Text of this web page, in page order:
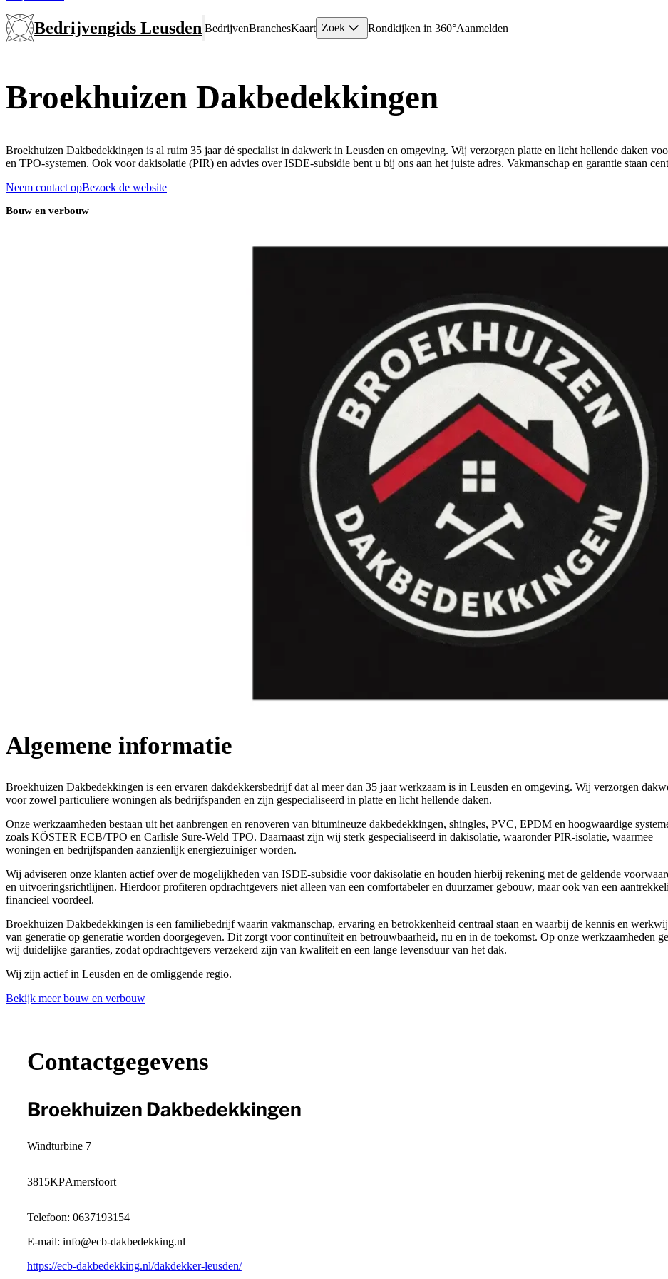
Bedrijvengids Leusden BedrijvenBranchesKaart Zoek Rondkijken in 360°Aanmelden
Broekhuizen Dakbedekkingen
Broekhuizen Dakbedekkingen is al ruim 35 jaar dé specialist in dakwerk in Leusden en omgeving. Wij verzorgen platte en licht hellende daken
en TPO-systemen. Ook voor dakisolatie (PIR) en advies over ISDE-subsidie bent u bij ons aan het juiste adres. Vakmanschap en garantie staan
Neem contact opBezoek de website
Bouw en verbouw
Algemene informatie
Broekhuizen Dakbedekkingen is een ervaren dakdekkersbedrijf dat al meer dan 35 jaar werkzaam is in Leusden en omgeving. Wij verzorgen
voor zowel particuliere woningen als bedrijfspanden en zijn gespecialiseerd in platte en licht hellende daken.
Onze werkzaamheden bestaan uit het aanbrengen en renoveren van bitumineuze dakbedekkingen, shingles, PVC, EPDM en hoogwaardige
zoals KÖSTER ECB/TPO en Carlisle Sure-Weld TPO. Daarnaast zijn wij sterk gespecialiseerd in dakisolatie, waaronder PIR-isolatie, waarmee
woningen en bedrijfspanden aanzienlijk energiezuiniger worden.
Wij adviseren onze klanten actief over de mogelijkheden van ISDE-subsidie voor dakisolatie en houden hierbij rekening met de geldende
en uitvoeringsrichtlijnen. Hierdoor profiteren opdrachtgevers niet alleen van een comfortabeler en duurzamer gebouw, maar ook van een
financieel voordeel.
Broekhuizen Dakbedekkingen is een familiebedrijf waarin vakmanschap, ervaring en betrokkenheid centraal staan en waarbij de kennis en
van generatie op generatie worden doorgegeven. Dit zorgt voor continuïteit en betrouwbaarheid, nu en in de toekomst. Op onze werkzaamheden
wij duidelijke garanties, zodat opdrachtgevers verzekerd zijn van kwaliteit en een lange levensduur van het dak.
Wij zijn actief in Leusden en de omliggende regio.
Bekijk meer bouw en verbouw
Contactgegevens
Broekhuizen Dakbedekkingen
Windturbine 7
3815KPAmersfoort
Telefoon: 0637193154
E-mail: info@ecb-dakbedekking.nl
https://ecb-dakbedekking.nl/dakdekker-leusden/